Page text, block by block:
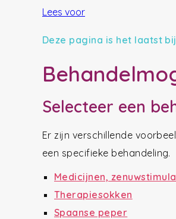
Lees voor
Deze pagina is het laatst
Selecteer een
Er zijn verschillende
een specifieke behandeling.
Medicijnen,
Therapiesokken
Spaanse peper